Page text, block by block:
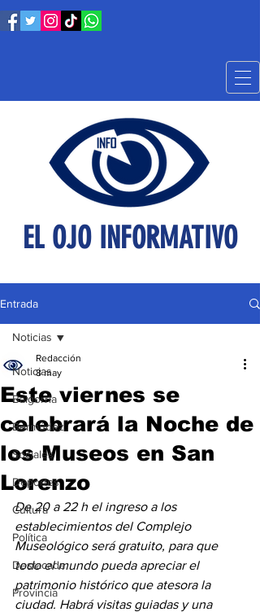
EL OJO INFORMATIVO
Entrada
Noticias
Baigorria
Bermúdez
Sociales
Deportes
Cultura
Política
Destacada
Provincia
Noticias
Este viernes se
celebrará la Noche de
los Museos en San
Lorenzo
Redacción
8 may
De 20 a 22 h el ingreso a los
establecimientos del Complejo
Museológico será gratuito, para que
todo el mundo pueda apreciar el
patrimonio histórico que atesora la
ciudad. Habrá visitas guiadas y una